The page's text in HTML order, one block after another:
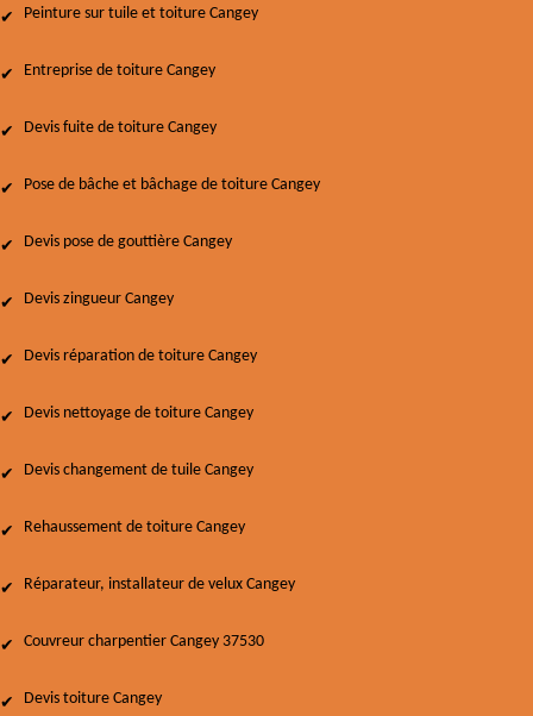
Peinture sur tuile et toiture Cangey
Entreprise de toiture Cangey
Devis fuite de toiture Cangey
Pose de bâche et bâchage de toiture Cangey
Devis pose de gouttière Cangey
Devis zingueur Cangey
Devis réparation de toiture Cangey
Devis nettoyage de toiture Cangey
Devis changement de tuile Cangey
Rehaussement de toiture Cangey
Réparateur, installateur de velux Cangey
Couvreur charpentier Cangey 37530
Devis toiture Cangey